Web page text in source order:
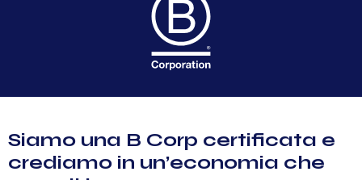
Siamo una B Corp certificata e
crediamo in un’economia che